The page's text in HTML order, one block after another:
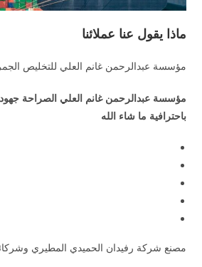
ماذا يقول عنا عملائنا
مؤسسة عبدالرحمن غانم العلي للتخليص
مؤسسة عبدالرحمن غانم العلي الصراحة
باحترافية ما شاء الله
مصنع شركة رفيدان الحميدي المطيري